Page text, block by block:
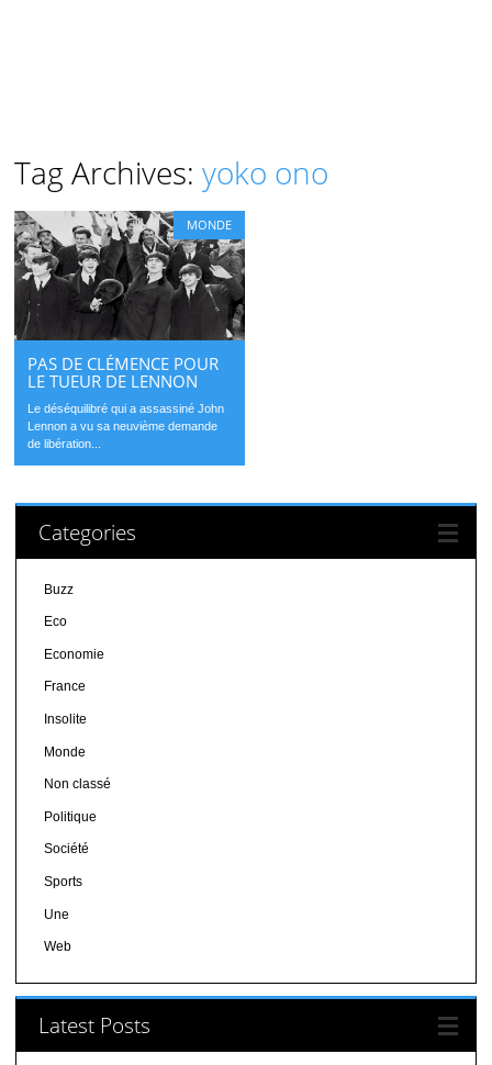
Tag Archives:yoko ono
MONDE
PAS DE CLÉMENCE POUR
LE TUEUR DE LENNON
Le déséquilibré qui a assassiné John
Lennon a vu sa neuvième demande
de libération...
Categories
Buzz
Eco
Economie
France
Insolite
Monde
Non classé
Politique
Société
Sports
Une
Web
Latest Posts